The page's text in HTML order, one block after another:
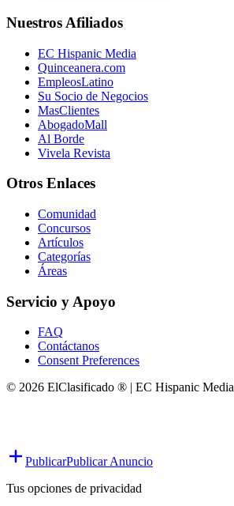
Nuestros Afiliados
EC Hispanic Media
Quinceanera.com
EmpleosLatino
Su Socio de Negocios
MasClientes
AbogadoMall
Al Borde
Vivela Revista
Otros Enlaces
Comunidad
Concursos
Artículos
Categorías
Áreas
Servicio y Apoyo
FAQ
Contáctanos
Consent Preferences
© 2026 ElClasificado ® | EC Hispanic Media
PublicarPublicar Anuncio
Tus opciones de privacidad